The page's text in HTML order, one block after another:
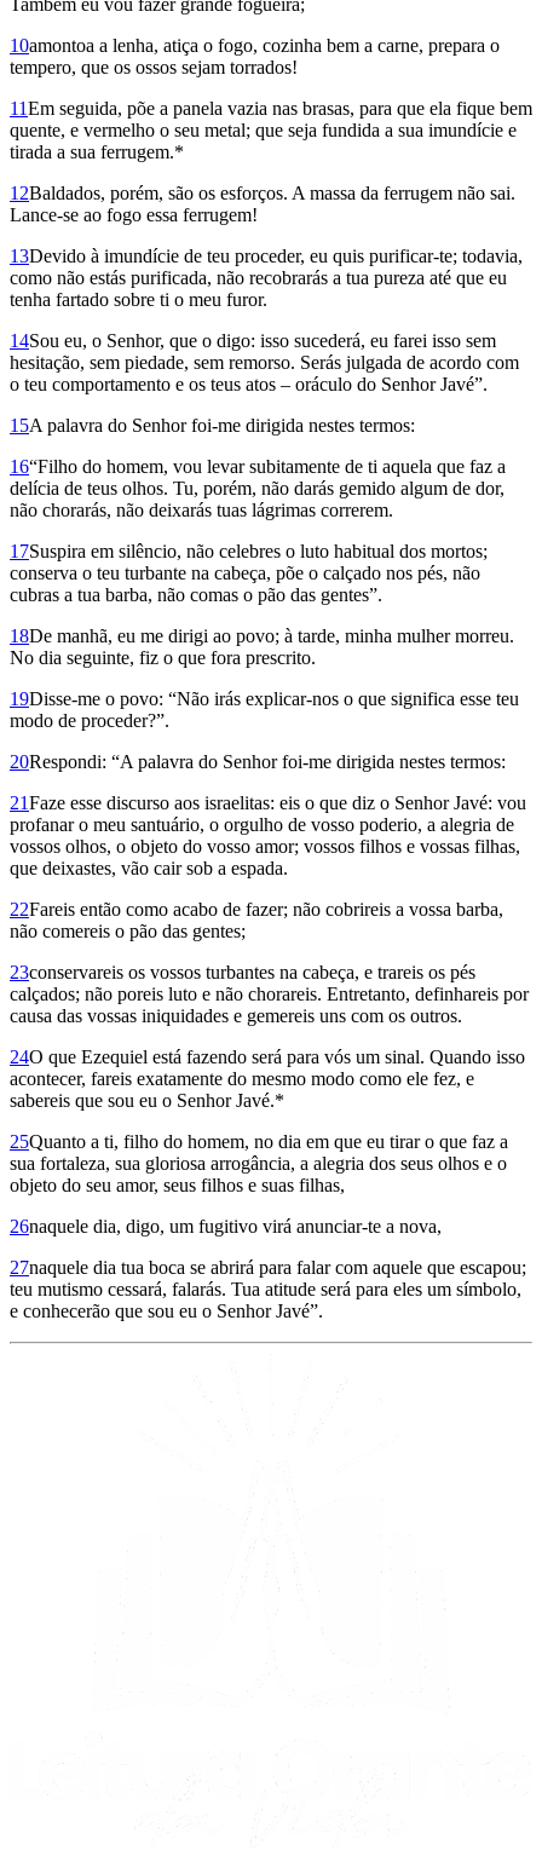
Também eu vou fazer grande fogueira;
10amontoa a lenha, atiça o fogo, cozinha bem a carne, prepara o
tempero, que os ossos sejam torrados!
11Em seguida, põe a panela vazia nas brasas, para que ela fique bem
quente, e vermelho o seu metal; que seja fundida a sua imundície e
tirada a sua ferrugem.*
12Baldados, porém, são os esforços. A massa da ferrugem não sai.
Lance-se ao fogo essa ferrugem!
13Devido à imundície de teu proceder, eu quis purificar-te; todavia,
como não estás purificada, não recobrarás a tua pureza até que eu
tenha fartado sobre ti o meu furor.
14Sou eu, o Senhor, que o digo: isso sucederá, eu farei isso sem
hesitação, sem piedade, sem remorso. Serás julgada de acordo com
o teu comportamento e os teus atos – oráculo do Senhor Javé”.
15A palavra do Senhor foi-me dirigida nestes termos:
16“Filho do homem, vou levar subitamente de ti aquela que faz a
delícia de teus olhos. Tu, porém, não darás gemido algum de dor,
não chorarás, não dei­xarás tuas lágrimas correrem.
17Suspira em silêncio, não celebres o luto habitual dos mortos;
conserva o teu turbante na cabeça, põe o calçado nos pés, não
cubras a tua barba, não comas o pão das gentes”.
18De manhã, eu me dirigi ao povo; à tarde, minha mulher morreu.
No dia seguinte, fiz o que fora prescrito.
19Disse-me o povo: “Não irás explicar-nos o que significa esse teu
modo de proceder?”.
20Respondi: “A palavra do Senhor foi-me dirigida nestes termos:
21Faze esse discurso aos israe­litas: eis o que diz o Senhor Javé: vou
profanar o meu santuário, o orgulho de vosso poderio, a alegria de
vossos olhos, o objeto do vosso amor; vossos filhos e vossas filhas,
que deixastes, vão cair sob a espada.
22Fareis então como acabo de fazer; não cobrireis a vossa barba,
não comereis o pão das gentes;
23conservareis os vossos turbantes na cabeça, e trareis os pés
calçados; não poreis luto e não chorareis. Entretanto, definhareis por
causa das vossas iniquidades e gemereis uns com os outros.
24O que Ezequiel está fazendo será para vós um sinal. Quando isso
acontecer, fareis exatamente do mesmo modo como ele fez, e
sabereis que sou eu o Senhor Javé.*
25Quanto a ti, filho do homem, no dia em que eu tirar o que faz a
sua fortaleza, sua gloriosa arrogância, a alegria dos seus olhos e o
objeto do seu amor, seus filhos e suas filhas,
26naquele dia, digo, um fugitivo virá anunciar-te a nova,
27naquele dia tua boca se abrirá para falar com aquele que escapou;
teu mutismo cessará, falarás. Tua atitude será para eles um símbolo,
e conhecerão que sou eu o Senhor Javé”.